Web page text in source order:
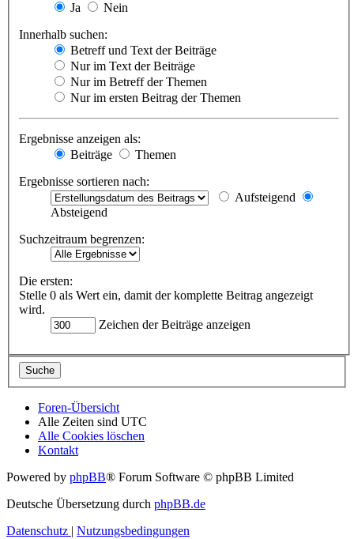
Ja
Nein
Innerhalb suchen:
Betreff und Text der Beiträge
Nur im Text der Beiträge
Nur im Betreff der Themen
Nur im ersten Beitrag der Themen
Ergebnisse anzeigen als:
Beiträge
Themen
Ergebnisse sortieren nach:
Aufsteigend
Absteigend
Suchzeitraum begrenzen:
Die ersten:
Stelle 0 als Wert ein, damit der komplette Beitrag angezeigt
wird.
Zeichen der Beiträge anzeigen
Foren-Übersicht
Alle Zeiten sind UTC
Alle Cookies löschen
Kontakt
Powered by phpBB® Forum Software © phpBB Limited
Deutsche Übersetzung durch phpBB.de
Datenschutz | Nutzungsbedingungen